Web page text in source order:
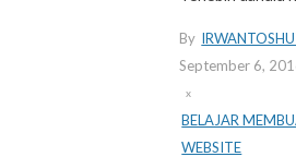
By
September 6,
BELAJAR
WEBSITE